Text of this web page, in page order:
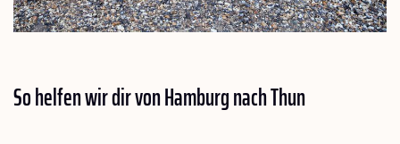
So helfen wir dir von Hamburg nachThun